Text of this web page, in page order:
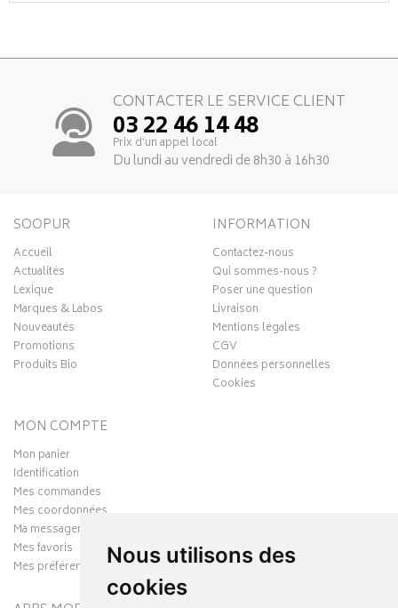
Nous utilisons des
cookies
CONTACTER LE SERVICE CLIENT
03 22 46 14 48
Prix d’un appel local
Du lundi au vendredi de 8h30 à 16h30
SOOPUR
Accueil
Actualités
Lexique
Marques & Labos
Nouveautés
Promotions
Produits Bio
INFORMATION
Contactez-nous
Qui sommes-nous ?
Poser une question
Livraison
Mentions légales
CGV
Données personnelles
Cookies
MON COMPTE
Mon panier
Identification
Mes commandes
Mes coordonnées
Ma messagerie
Mes favoris
Mes préférences Cookies